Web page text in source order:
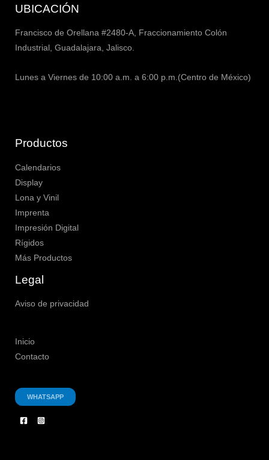
UBICACIÓN
Francisco de Orellana #2480-A, Fraccionamiento Colón
Industrial, Guadalajara, Jalisco.
Lunes a Viernes de 10:00 a.m. a 6:00 p.m.(Centro de México)
Productos
Calendarios
Display
Lona y Vinil
Imprenta
Impresión Digital
Rígidos
Más Productos
Legal
Aviso de privacidad
Inicio
Contacto
WHATSAPP